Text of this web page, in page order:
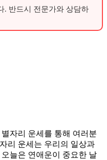
. 반드시 전문가와 상담하
자리 운세를 통해 여러분
리 운세는 우리의 일상과
늘은 연애운이 중요한 날